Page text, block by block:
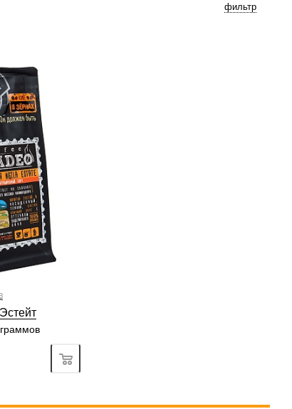
фильтр
фильтр
вино
5 6
3/6
6
3/6
5 6
4/6
5 6
4/6